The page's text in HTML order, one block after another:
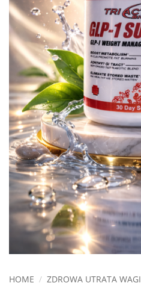
HOME / ZDROWA UTRATA WAGI